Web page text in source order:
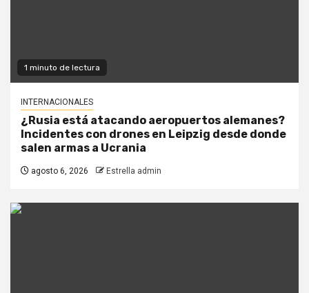
1 minuto de lectura
INTERNACIONALES
¿Rusia está atacando aeropuertos alemanes?
Incidentes con drones en Leipzig desde donde
salen armas a Ucrania
agosto 6, 2026 Estrella admin